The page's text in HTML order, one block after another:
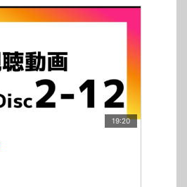
19:20